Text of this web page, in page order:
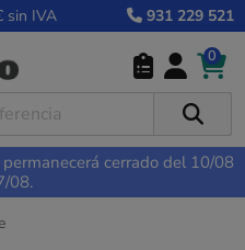
sin IVA 931 229 521
0
cerrado del 10/08
08.